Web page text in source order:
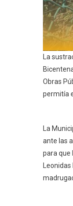
La
Obras
permitía
La
ante las
para que
Leonidas